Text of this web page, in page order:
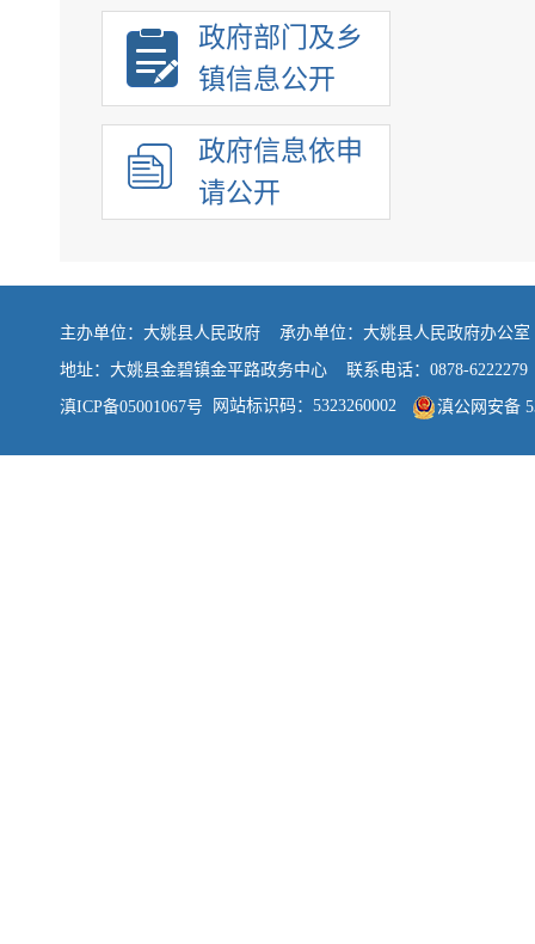
政府部门及乡
镇信息公开
政府信息依申
请公开
主办单位：大姚县人民政府 承办单位：大姚县人民政府办公
地址：大姚县金碧镇金平路政务中心 联系电话：0878-6222279
滇ICP备05001067号 网站标识码：5323260002 滇公网安备